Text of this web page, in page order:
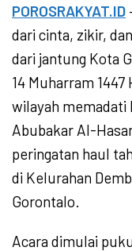
POROSRAKYAT.ID
dari cinta, zikir,
dari jantung Kota
14 Muharram
wilayah memadati
Abubakar Al-
peringatan haul
di Kelurahan
Gorontalo.
Acara dimulai